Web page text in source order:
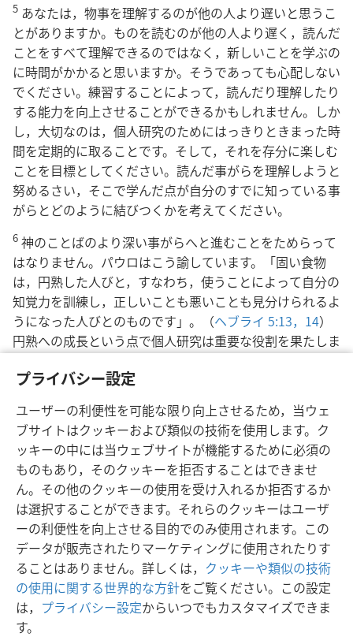
プライバシー設定
ユーザーの利便性を可能な限り向上させるため，当ウェ
ブサイトはクッキーおよび類似の技術を使用します。ク
ッキーの中には当ウェブサイトが機能するために必須の
ものもあり，そのクッキーを拒否することはできませ
ん。その他のクッキーの使用を受け入れるか拒否するか
は選択することができます。それらのクッキーはユーザ
ーの利便性を向上させる目的でのみ使用されます。この
データが販売されたりマーケティングに使用されたりす
ることはありません。詳しくは， クッキーや類似の技術
の使用に関する世界的な方針をご覧ください。この設定
は， プライバシー設定からいつでもカスタマイズできま
す。
5 あなたは，物事を理解するのが他の人より遅いと思うこ
とがありますか。ものを読むのが他の人より遅く，読んだ
ことをすべて理解できるのではなく，新しいことを学ぶの
に時間がかかると思いますか。そうであっても心配しない
でください。練習することによって，読んだり理解したり
する能力を向上させることができるかもしれません。しか
し，大切なのは，個人研究のためにはっきりときまった時
間を定期的に取ることです。そして，それを存分に楽しむ
ことを目標としてください。読んだ事がらを理解しようと
努めるさい，そこで学んだ点が自分のすでに知っている事
がらとどのように結びつくかを考えてください。
6 神のことばのより深い事がらへと進むことをためらって
はなりません。パウロはこう諭しています。「固い食物
は，円熟した人びと，すなわち，使うことによって自分の
知覚力を訓練し，正しいことも悪いことも見分けられるよ
うになった人びとのものです」。（ヘブライ 5:13，14）
円熟への成長という点で個人研究は重要な役割を果たしま
分な備えをするためにも肝要です。
日本語 シェアする 設定
Copyright © 2026 Watch Tower Bible and Tract Society of Pennsylvania
利用規約
プライバシーに関する方針 プライバシー設定
JW.ORG
ログイン